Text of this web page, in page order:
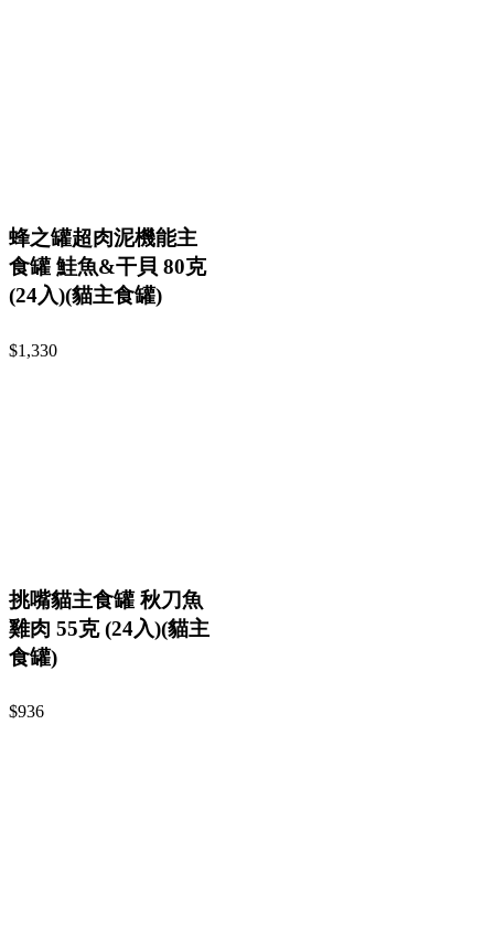
蜂之罐超肉泥機能主
食罐 鮭魚&干貝 80克
(24入)(貓主食罐)
$1,330
挑嘴貓主食罐 秋刀魚
雞肉 55克 (24入)(貓主
食罐)
$936